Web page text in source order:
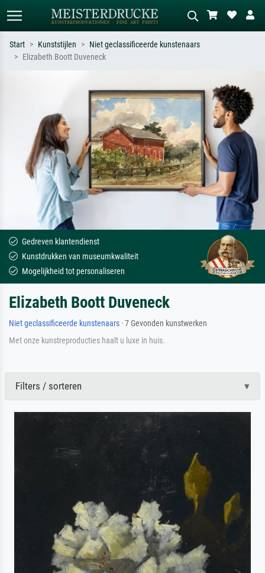
Monet, Sterrennacht, impressionisme,
Hokusai-golf, naakt.
Beschrijf de scène – bijv. groene
weide, abstract met veel rood, donker
olieverfschilderij, staand naakt naast
een boom.
Start Kunststijlen
Niet geclassificeerde kunstenaars
Elizabeth Boott Duveneck
Gedreven klantendienst
Kunstdrukken van museumkwaliteit
Mogelijkheid tot personaliseren
Elizabeth Boott Duveneck
Niet geclassificeerde kunstenaars · 7 Gevonden kunstwerken
Met onze kunstreproducties haalt u luxe in huis.
Filters / sorteren